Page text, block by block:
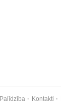
Palīdzība Kontakti